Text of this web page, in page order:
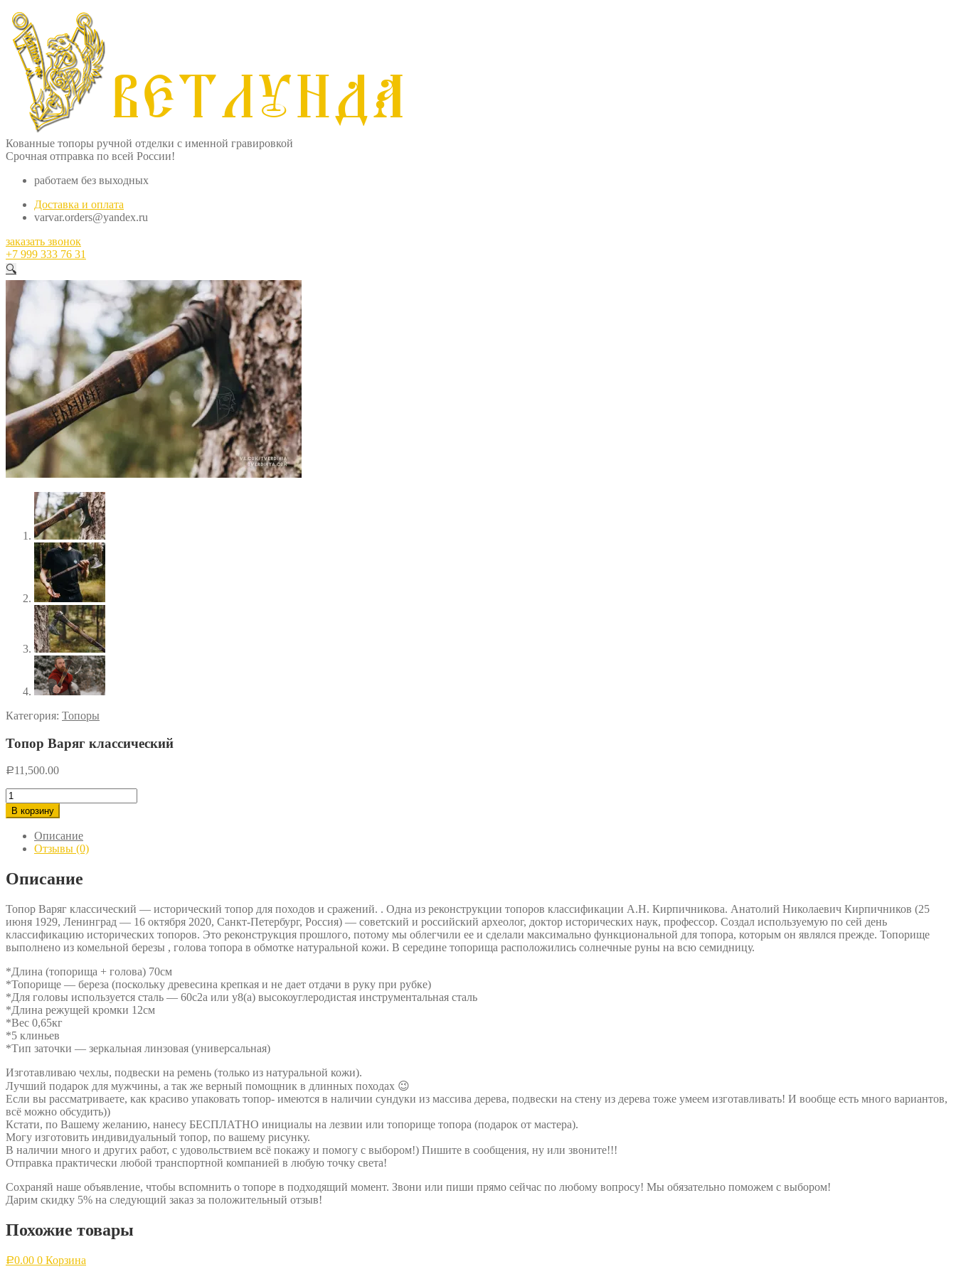
Кованные топоры ручной отделки с именной гравировкой
Срочная отправка по всей России!
работаем без выходных
Доставка и оплата
varvar.orders@yandex.ru
заказать звонок
+7 999 333 76 31
🔍
Категория: Топоры
Топор Варяг классический
Р11,500.00
Количество
товара
Топор
Варяг
классический
В корзину
Описание
Отзывы (0)
Описание
Топор Варяг классический — исторический топор для походов и сражений. . Одна из реконструкции топоров классификации А.Н. Кирпичникова. Анатолий Николаевич Кирпичников (25
июня 1929, Ленинград — 16 октября 2020, Санкт-Петербург, Россия) — советский и российский археолог, доктор исторических наук, профессор. Создал используемую по сей день
классификацию исторических топоров. Это реконструкция прошлого, потому мы облегчили ее и сделали максимально функциональной для топора, которым он являлся прежде. Топорище
выполнено из комельной березы , голова топора в обмотке натуральной кожи. В середине топорища расположились солнечные руны на всю семидницу.
*Длина (топорища + голова) 70см
*Топорище — береза (поскольку древесина крепкая и не дает отдачи в руку при рубке)
*Для головы используется сталь — 60с2а или у8(а) высокоуглеродистая инструментальная сталь
*Длина режущей кромки 12см
*Вес 0,65кг
*5 клиньев
*Тип заточки — зеркальная линзовая (универсальная)
Изготавливаю чехлы, подвески на ремень (только из натуральной кожи).
Лучший подарок для мужчины, а так же верный помощник в длинных походах 😉
Если вы рассматриваете, как красиво упаковать топор- имеются в наличии сундуки из массива дерева, подвески на стену из дерева тоже умеем изготавливать! И вообще есть много вариантов,
всё можно обсудить))
Кстати, по Вашему желанию, нанесу БЕСПЛАТНО инициалы на лезвии или топорище топора (подарок от мастера).
Могу изготовить индивидуальный топор, по вашему рисунку.
В наличии много и других работ, с удовольствием всё покажу и помогу с выбором!) Пишите в сообщения, ну или звоните!!!
Отправка практически любой транспортной компанией в любую точку света!
Сохраняй наше объявление, чтобы вспомнить о топоре в подходящий момент. Звони или пиши прямо сейчас по любому вопросу! Мы обязательно поможем с выбором!
Дарим скидку 5% на следующий заказ за положительный отзыв!
Похожие товары
Р0.00 0 Корзина